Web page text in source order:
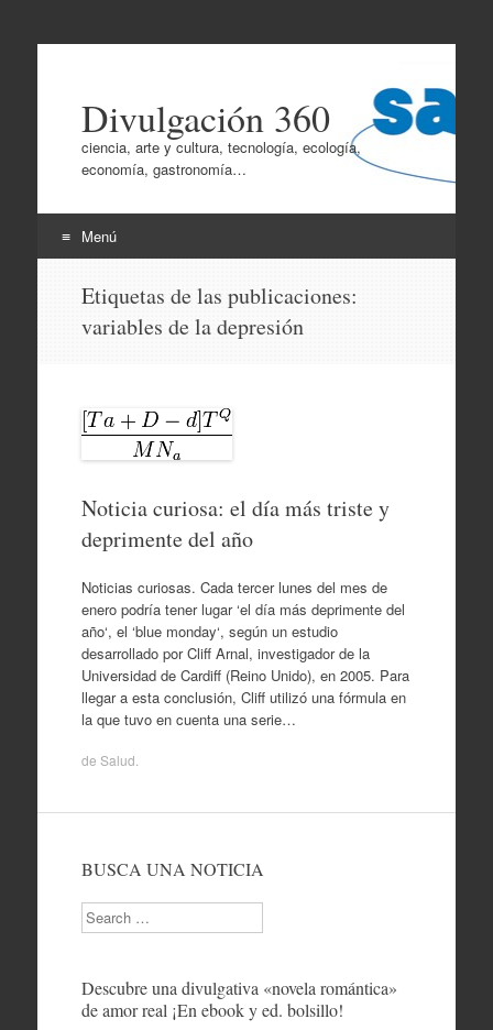
Divulgación 360
ciencia, arte y cultura, tecnología, ecología,
economía, gastronomía…
Menú
contenido
Etiquetas de las publicaciones:
variables de la depresión
Noticia curiosa: el día más triste y
deprimente del año
Noticias curiosas. Cada tercer lunes del mes de
enero podría tener lugar ‘el día más deprimente del
año‘, el ‘blue monday‘, según un estudio
desarrollado por Cliff Arnal, investigador de la
Universidad de Cardiff (Reino Unido), en 2005. Para
llegar a esta conclusión, Cliff utilizó una fórmula en
la que tuvo en cuenta una serie…
de Salud
BUSCA UNA NOTICIA
Search
Descubre una divulgativa «novela romántica»
de amor real ¡En ebook y ed. bolsillo!